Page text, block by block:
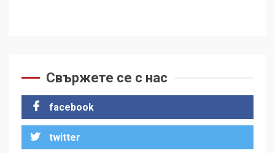
Свържете се с нас
facebook
twitter